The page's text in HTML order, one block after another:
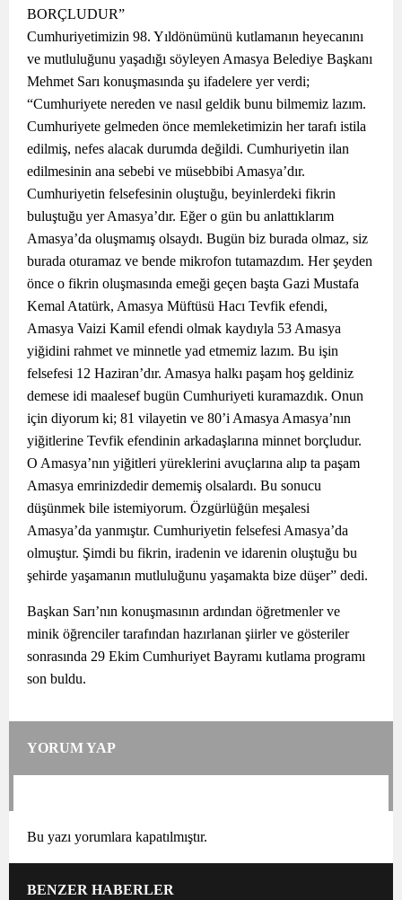
BORÇLUDUR”
Cumhuriyetimizin 98. Yıldönümünü kutlamanın heyecanını
ve mutluluğunu yaşadığı söyleyen Amasya Belediye Başkanı
Mehmet Sarı konuşmasında şu ifadelere yer verdi;
“Cumhuriyete nereden ve nasıl geldik bunu bilmemiz lazım.
Cumhuriyete gelmeden önce memleketimizin her tarafı istila
edilmiş, nefes alacak durumda değildi. Cumhuriyetin ilan
edilmesinin ana sebebi ve müsebbibi Amasya’dır.
Cumhuriyetin felsefesinin oluştuğu, beyinlerdeki fikrin
buluştuğu yer Amasya’dır. Eğer o gün bu anlattıklarım
Amasya’da oluşmamış olsaydı. Bugün biz burada olmaz, siz
burada oturamaz ve bende mikrofon tutamazdım. Her şeyden
önce o fikrin oluşmasında emeği geçen başta Gazi Mustafa
Kemal Atatürk, Amasya Müftüsü Hacı Tevfik efendi,
Amasya Vaizi Kamil efendi olmak kaydıyla 53 Amasya
yiğidini rahmet ve minnetle yad etmemiz lazım. Bu işin
felsefesi 12 Haziran’dır. Amasya halkı paşam hoş geldiniz
demese idi maalesef bugün Cumhuriyeti kuramazdık. Onun
için diyorum ki; 81 vilayetin ve 80’i Amasya Amasya’nın
yiğitlerine Tevfik efendinin arkadaşlarına minnet borçludur.
O Amasya’nın yiğitleri yüreklerini avuçlarına alıp ta paşam
Amasya emrinizdedir dememiş olsalardı. Bu sonucu
düşünmek bile istemiyorum. Özgürlüğün meşalesi
Amasya’da yanmıştır. Cumhuriyetin felsefesi Amasya’da
olmuştur. Şimdi bu fikrin, iradenin ve idarenin oluştuğu bu
şehirde yaşamanın mutluluğunu yaşamakta bize düşer” dedi.
Başkan Sarı’nın konuşmasının ardından öğretmenler ve
minik öğrenciler tarafından hazırlanan şiirler ve gösteriler
sonrasında 29 Ekim Cumhuriyet Bayramı kutlama programı
son buldu.
YORUM YAP
Bu yazı yorumlara kapatılmıştır.
BENZER HABERLER